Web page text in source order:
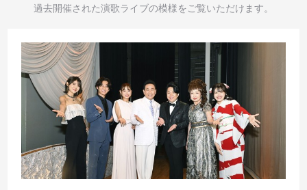
過去開催された演歌ライブの模様をご覧いただけます。